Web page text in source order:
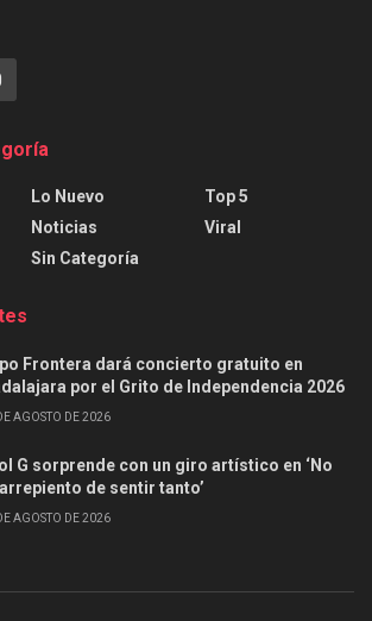
Lo Nuevo
Noticias
Sin Categoría
Top 5
Viral
Frontera dará concierto gratuito en
por el Grito de Independencia 2026
AGOSTO DE 2026
G sorprende con un giro artístico en ‘No
de sentir tanto’
AGOSTO DE 2026